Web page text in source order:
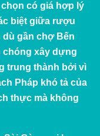
có giá hợp lý
biệt giữa rượu
dù gần chợ Bến
chóng xây dựng
trung thành bởi vì
Pháp khó tả của
thực mà không